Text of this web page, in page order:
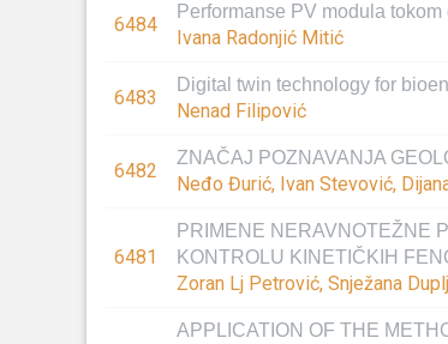
6484
Performanse PV modula
Ivana Radonjić Mitić
6483
Digital twin technology for
Nenad Filipović
6482
ZNAČAJ POZNAVANJA
Neđo Đurić, Ivan Stevović,
6481
PRIMENE NERAVNOTEŽNE
KONTROLU KINETIČKIH
Zoran Lj Petrović, Snježana
APPLICATION OF THE